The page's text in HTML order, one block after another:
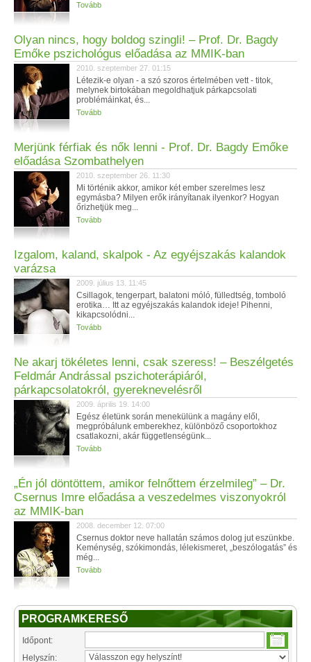
Tovább
Olyan nincs, hogy boldog szingli! – Prof. Dr. Bagdy
Emőke pszichológus előadása az MMIK-ban
2010. szeptember 27. 01:15
Létezik-e olyan - a szó szoros értelmében vett - titok,
melynek birtokában megoldhatjuk párkapcsolati
problémáinkat, és...
Tovább
Merjünk férfiak és nők lenni - Prof. Dr. Bagdy Emőke
előadása Szombathelyen
2010. szeptember 26. 11:30
Mi történik akkor, amikor két ember szerelmes lesz
egymásba? Milyen erők irányítanak ilyenkor? Hogyan
őrizhetjük meg...
Tovább
Izgalom, kaland, skalpok - Az egyéjszakás kalandok
varázsa
2009. július 13. 11:45
Csillagok, tengerpart, balatoni móló, fülledtség, tomboló
erotika… Itt az egyéjszakás kalandok ideje! Pihenni,
kikapcsolódni...
Tovább
Ne akarj tökéletes lenni, csak szeress! – Beszélgetés
Feldmár Andrással pszichoterápiáról,
párkapcsolatokról, gyereknevelésről
2009. április 19. 14:00
Egész életünk során menekülünk a magány elől,
megpróbálunk emberekhez, különböző csoportokhoz
csatlakozni, akár függetlenségünk...
Tovább
„Én jól döntöttem, amikor felnőttem érzelmileg” – Dr.
Csernus Imre előadása a veszedelmes viszonyokról
az MMIK-ban
2008. december 12. 07:00
Csernus doktor neve hallatán számos dolog jut eszünkbe.
Keménység, szókimondás, lélekismeret, „beszólogatás” és
még...
Tovább
PROGRAMKERESŐ
Időpont:
Helyszín: